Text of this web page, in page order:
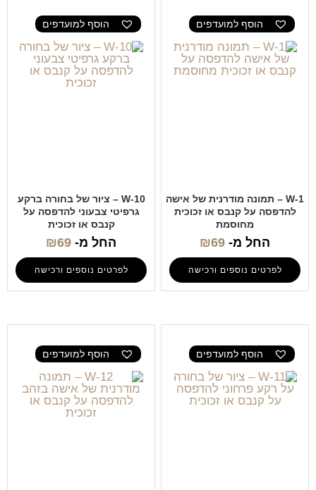
הוסף למועדפים
W-1 – תמונה מודרנית של אישה
להדפסה על קנבס או זכוכית
מחוסמת
החל מ- ₪69
לפרטים נוספים ורכישה
הוסף למועדפים
W-10 – ציור של בחורה ברקע
גרפיטי צבעוני להדפסה על
קנבס או זכוכית
החל מ- ₪69
לפרטים נוספים ורכישה
הוסף למועדפים הוסף למועדפים